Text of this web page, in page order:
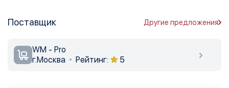
Поставщик Другие предложения
WM - Pro
г.Москва
Рейтинг: 5